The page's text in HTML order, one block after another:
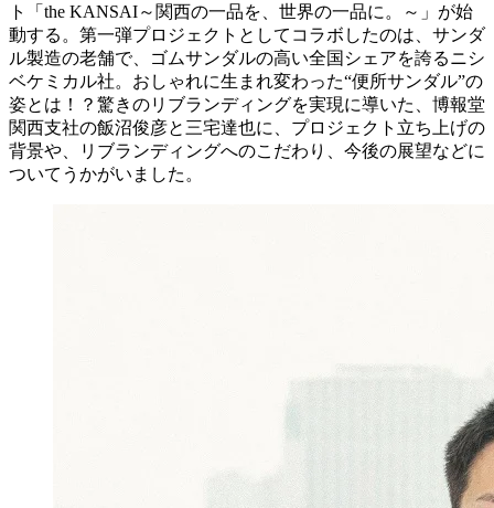
ト「the KANSAI～関西の一品を、世界の一品に。～」が始
動する。第一弾プロジェクトとしてコラボしたのは、サンダ
ル製造の老舗で、ゴムサンダルの高い全国シェアを誇るニシ
ベケミカル社。おしゃれに生まれ変わった“便所サンダル”の
姿とは！？驚きのリブランディングを実現に導いた、博報堂
関西支社の飯沼俊彦と三宅達也に、プロジェクト立ち上げの
背景や、リブランディングへのこだわり、今後の展望などに
ついてうかがいました。